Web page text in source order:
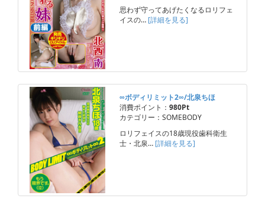
思わず守ってあげたくなるロリフェ
イスの… [詳細を見る]
∞ボディリミット2∞/北泉ちほ
消費ポイント： 980Pt
カテゴリー：SOMEBODY
ロリフェイスの18歳現役歯科衛生
士・北泉… [詳細を見る]